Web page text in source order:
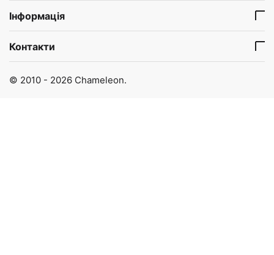
Інформація
Контакти
© 2010 - 2026 Chameleon.